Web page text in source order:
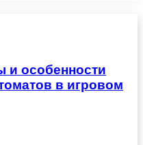
и особенности
в игровом